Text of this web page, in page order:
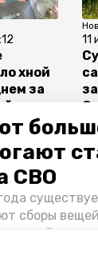
СВО
сборы
всё это
хной
за
11
пруд